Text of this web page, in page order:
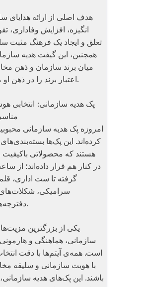
هدف اصلی از ارائه هدایای
انگیزه، افزایش وفاداری،
تعلق و ایجاد یک فرهنگ مثبت
همچنین، این گیفت هدیه
میان برند سازمان و ذهن
اعتبار برند را در ذهن او ماندگار سازد.
پک هدیه سازمانی: انتخابی
امروزه پک‌ هدیه سازمانی
کرده‌اند. این پک‌ها
هستند که محصولاتی باکیفیت
در کنار هم قرار داده‌اند؛ از
گرفته تا ست اداری،
سرامیکی،
دفترچه‌های یادداشت.
یکی از بزرگترین
سازمانی، هماهنگی و
است. همه‌ی آیتم‌ها با دقت
با هویت سازمانی و سلیقه
باشند. این پک‌های هدیه